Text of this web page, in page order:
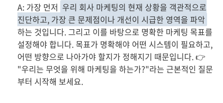
A: 가장 먼저 우리 회사 마케팅의 현재 상황을 객관적으로
진단하고, 가장 큰 문제점이나 개선이 시급한 영역을 파악
하는 것입니다. 그리고 이를 바탕으로 명확한 마케팅 목표를
설정해야 합니다. 목표가 명확해야 어떤 시스템이 필요하고,
어떤 방향으로 나아가야 할지가 정해지기 때문입니다. 👉
"우리는 무엇을 위해 마케팅을 하는가?"라는 근본적인 질문
부터 시작해 보세요.